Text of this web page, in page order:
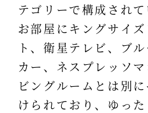
テゴリーで構成され
お部屋にキングサイ
ト、衛星テレビ、ブ
カー、ネスプレッソ
ビングルームとは別
けられており、ゆっ